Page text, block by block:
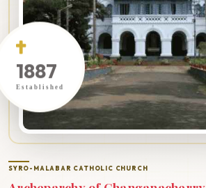
1887
Established
SYRO-MALABAR CATHOLIC CHURCH